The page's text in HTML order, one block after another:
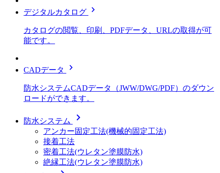
デジタルカタログ chevron_right
カタログの閲覧、印刷、PDFデータ、URLの取得が可
能です。
CADデータ chevron_right
防水システムCADデータ（JWW/DWG/PDF）のダウン
ロードができます。
防水システム chevron_right
アンカー固定工法(機械的固定工法)
接着工法
密着工法(ウレタン塗膜防水)
絶縁工法(ウレタン塗膜防水)